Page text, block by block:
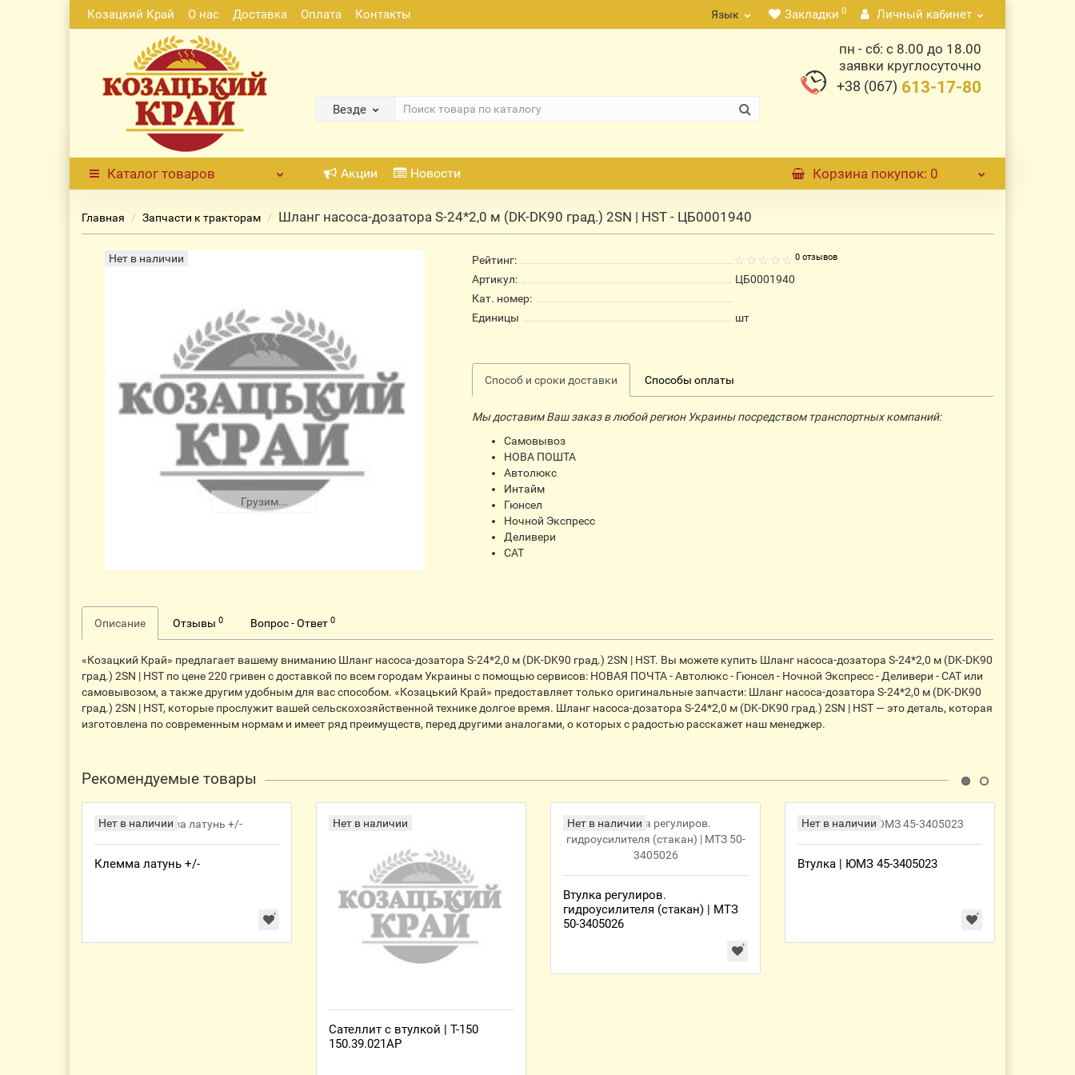
Козацкий Край О нас Доставка Оплата Контакты Язык Закладки 0 Личный кабинет
Везде
пн - сб: с 8.00 до 18.00
заявки круглосуточно
+38 (067) 613-17-80
Каталог товаров Акции Новости Корзинапокупок: 0
Главная Запчасти к тракторам Шланг насоса-дозатора S-24*2,0 м (DK-DK90 град.) 2SN | HST - ЦБ0001940
Нет в наличии
Грузим...
Рейтинг: 0 отзывов
Артикул:
ЦБ0001940
Кат. номер:
Единицы
шт
Способ и сроки доставки Способы оплаты
Мы доставим Ваш заказ в любой регион Украины посредством транспортных компаний:
Самовывоз
НОВА ПОШТА
Автолюкс
Интайм
Гюнсел
Ночной Экспресс
Деливери
CАТ
Описание Отзывы 0 Вопрос - Ответ 0
«Козацкий Край» предлагает вашему вниманию Шланг насоса-дозатора S-24*2,0 м (DK-DK90 град.) 2SN | HST. Вы можете купить Шланг насоса-дозатора S-24*2,0 м (DK-DK90
град.) 2SN | HST по цене 220 гривен с доставкой по всем городам Украины с помощью сервисов: НОВАЯ ПОЧТА - Автолюкс - Гюнсел - Ночной Экспресс - Деливери - CАТ или
самовывозом, а также другим удобным для вас способом. «Козацький Край» предоставляет только оригинальные запчасти: Шланг насоса-дозатора S-24*2,0 м (DK-DK90
град.) 2SN | HST, которые прослужит вашей сельскохозяйственной технике долгое время. Шланг насоса-дозатора S-24*2,0 м (DK-DK90 град.) 2SN | HST — это деталь, которая
изготовлена по современным нормам и имеет ряд преимуществ, перед другими аналогами, о которых с радостью расскажет наш менеджер.
Рекомендуемые товары
Нет в наличии
Клемма латунь +/-
Нет в наличии
Сателлит с втулкой | Т-150
150.39.021АР
Нет в наличии
Втулка регулиров.
гидроусилителя (стакан) | МТЗ
50-3405026
Нет в наличии
Втулка | ЮМЗ 45-3405023